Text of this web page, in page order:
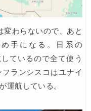
円OFFクーポン
発)
変わらないので、あと
手になる。日系の
ているので全て使う
ランシスコはユナイ
運航している。